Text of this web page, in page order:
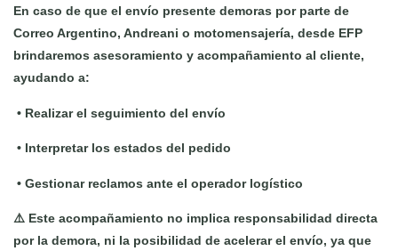
En caso de que el envío presente demoras por parte de
Correo Argentino, Andreani o motomensajería, desde EFP
brindaremos asesoramiento y acompañamiento al cliente,
ayudando a:
• Realizar el seguimiento del envío
• Interpretar los estados del pedido
• Gestionar reclamos ante el operador logístico
⚠️ Este acompañamiento no implica responsabilidad directa
por la demora, ni la posibilidad de acelerar el envío, ya que